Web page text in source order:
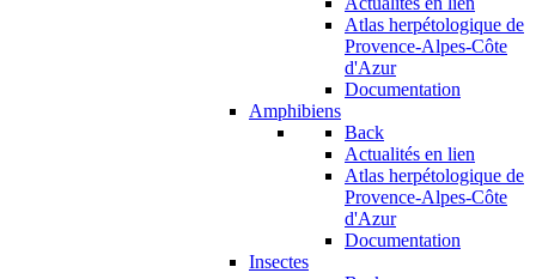
Atlas herpétologique de
Provence-Alpes-Côte
d'Azur
Documentation
Amphibiens
Back
Actualités en lien
Atlas herpétologique de
Provence-Alpes-Côte
d'Azur
Documentation
Insectes